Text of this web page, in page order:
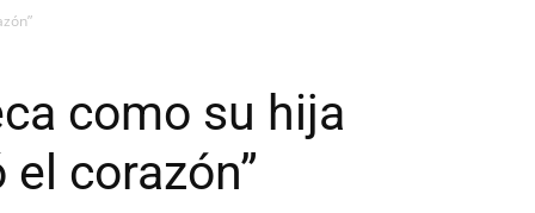
como su hija
corazón”